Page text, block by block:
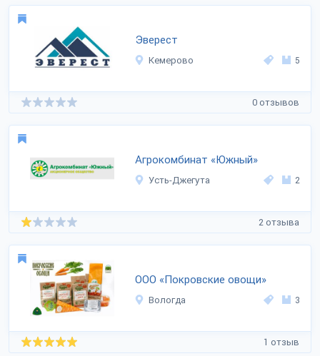
Эверест
Кемерово 5
0 отзывов
Агрокомбинат «Южный»
Усть-Джегута 2
2 отзыва
ООО «Покровские овощи»
Вологда 3
1 отзыв